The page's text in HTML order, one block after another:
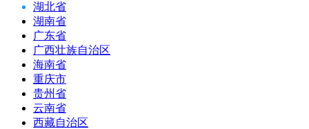
湖北省
湖南省
广东省
广西壮族自治区
海南省
重庆市
贵州省
云南省
西藏自治区